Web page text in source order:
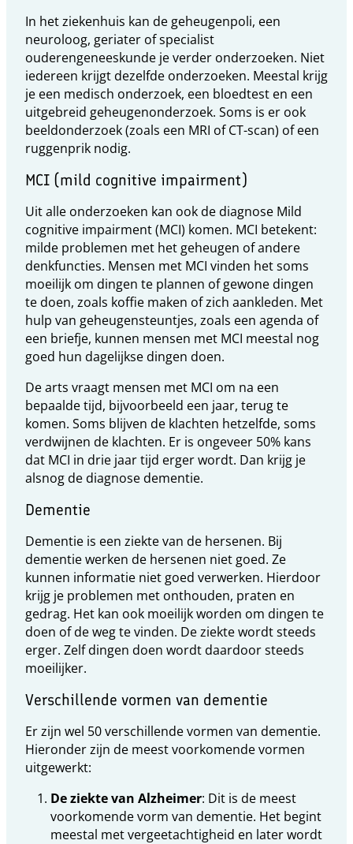
In het ziekenhuis kan de geheugenpoli, een
neuroloog, geriater of specialist
ouderengeneeskunde je verder onderzoeken. Niet
iedereen krijgt dezelfde onderzoeken. Meestal krijg
je een medisch onderzoek, een bloedtest en een
uitgebreid geheugenonderzoek. Soms is er ook
beeldonderzoek (zoals een MRI of CT-scan) of een
ruggenprik nodig.
MCI (mild cognitive impairment)
Uit alle onderzoeken kan ook de diagnose Mild
cognitive impairment(MCI) komen. MCI betekent:
milde problemen met het geheugen of andere
denkfuncties. Mensen met MCI vinden het soms
moeilijk om dingen te plannen of gewone dingen
te doen, zoals koffie maken of zich aankleden. Met
hulp van geheugensteuntjes, zoals een agenda of
een briefje, kunnen mensen met MCI meestal nog
goed hun dagelijkse dingen doen.
De arts vraagt mensen met MCI om na een
bepaalde tijd, bijvoorbeeld een jaar, terug te
komen. Soms blijven de klachten hetzelfde, soms
verdwijnen de klachten. Er is ongeveer 50% kans
dat MCI in drie jaar tijd erger wordt. Dan krijg je
alsnog de diagnose dementie.
Dementie
Dementie is een ziekte van de hersenen. Bij
dementie werken de hersenen niet goed. Ze
kunnen informatie niet goed verwerken. Hierdoor
krijg je problemen met onthouden, praten en
gedrag. Het kan ook moeilijk worden om dingen te
doen of de weg te vinden. De ziekte wordt steeds
erger. Zelf dingen doen wordt daardoor steeds
moeilijker.
Verschillende vormen van dementie
Er zijn wel 50 verschillende vormen van dementie.
Hieronder zijn de meest voorkomende vormen
uitgewerkt:
De ziekte van Alzheimer: Dit is de meest
voorkomende vorm van dementie. Het begint
meestal met vergeetachtigheid en later wordt